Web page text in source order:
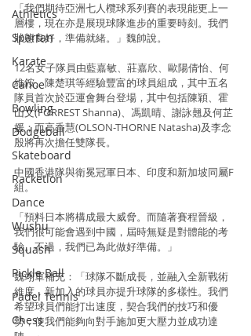
Athletics
Spartan
Karate
Canoe
Bowling
Dodgeball
Skateboard
Racketlon
Dance
Wushu
Squash
Pickle Ball
Padel Tennis
Chess
「我們期待亞洲七人欖球系列賽的表現能更上一
層樓，現在亦是展現球隊進步的重要時刻。我們
狀態良好，準備就緒。」魏帥說。
12名女子隊員由藍嘉敏、莊嘉欣、歐陽倩怡、何
維銨、陳楚琪等經驗豐富的球員組成，其中五名
隊員首次於亞運會舞台登場，其中包括陳穎、霍
山文(FORREST Shanna)、馮凱晴、謝詠翹及何芷
媛；而高香慧(OLSON-THORNE Natasha)及李念
殷將再次擔任雙隊長。
中國香港隊與衛冕冠軍日本、印度和新加坡同屬F
組。
「預料日本將構成最大威脅。而隨著賽程晉級，
我們很可能會遇到中國，屆時無疑是對體能的考
驗。不過，我們已為此做好準備。」
魏翊軍補充：「球隊不斷成長，並融入全新戰術
維度，新加入的球員亦提升球隊的多樣性。我們
希望球員們能打出速度，契合我們的技巧和優
勢，使我們能夠向對手施加更大壓力並成功達